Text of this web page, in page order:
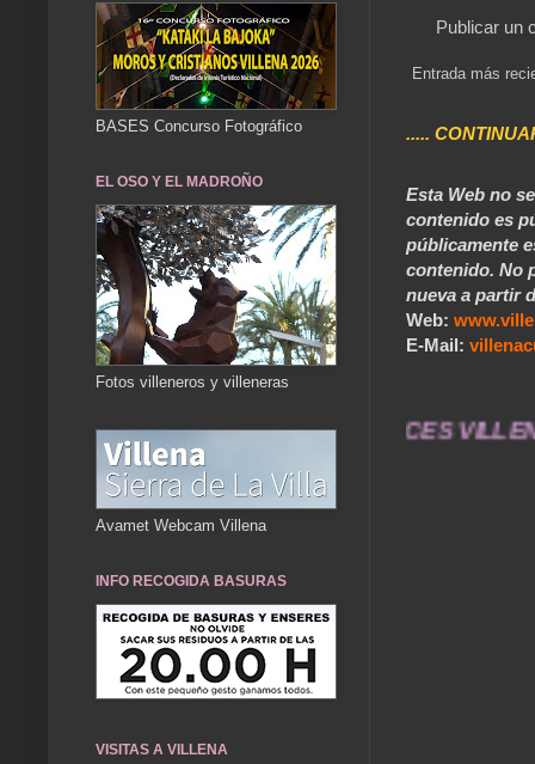
Publicar un
Entrada más
.....
Esta Web no
contenido es
públicamente
contenido. No
nueva a partir
Web:
E-Mail:
toda una vida .... TÚ HACES VILLENA
BASES Concurso Fotográfico
EL OSO Y EL MADROÑO
Fotos villeneros y villeneras
Avamet Webcam Villena
INFO RECOGIDA BASURAS
VISITAS A VILLENA